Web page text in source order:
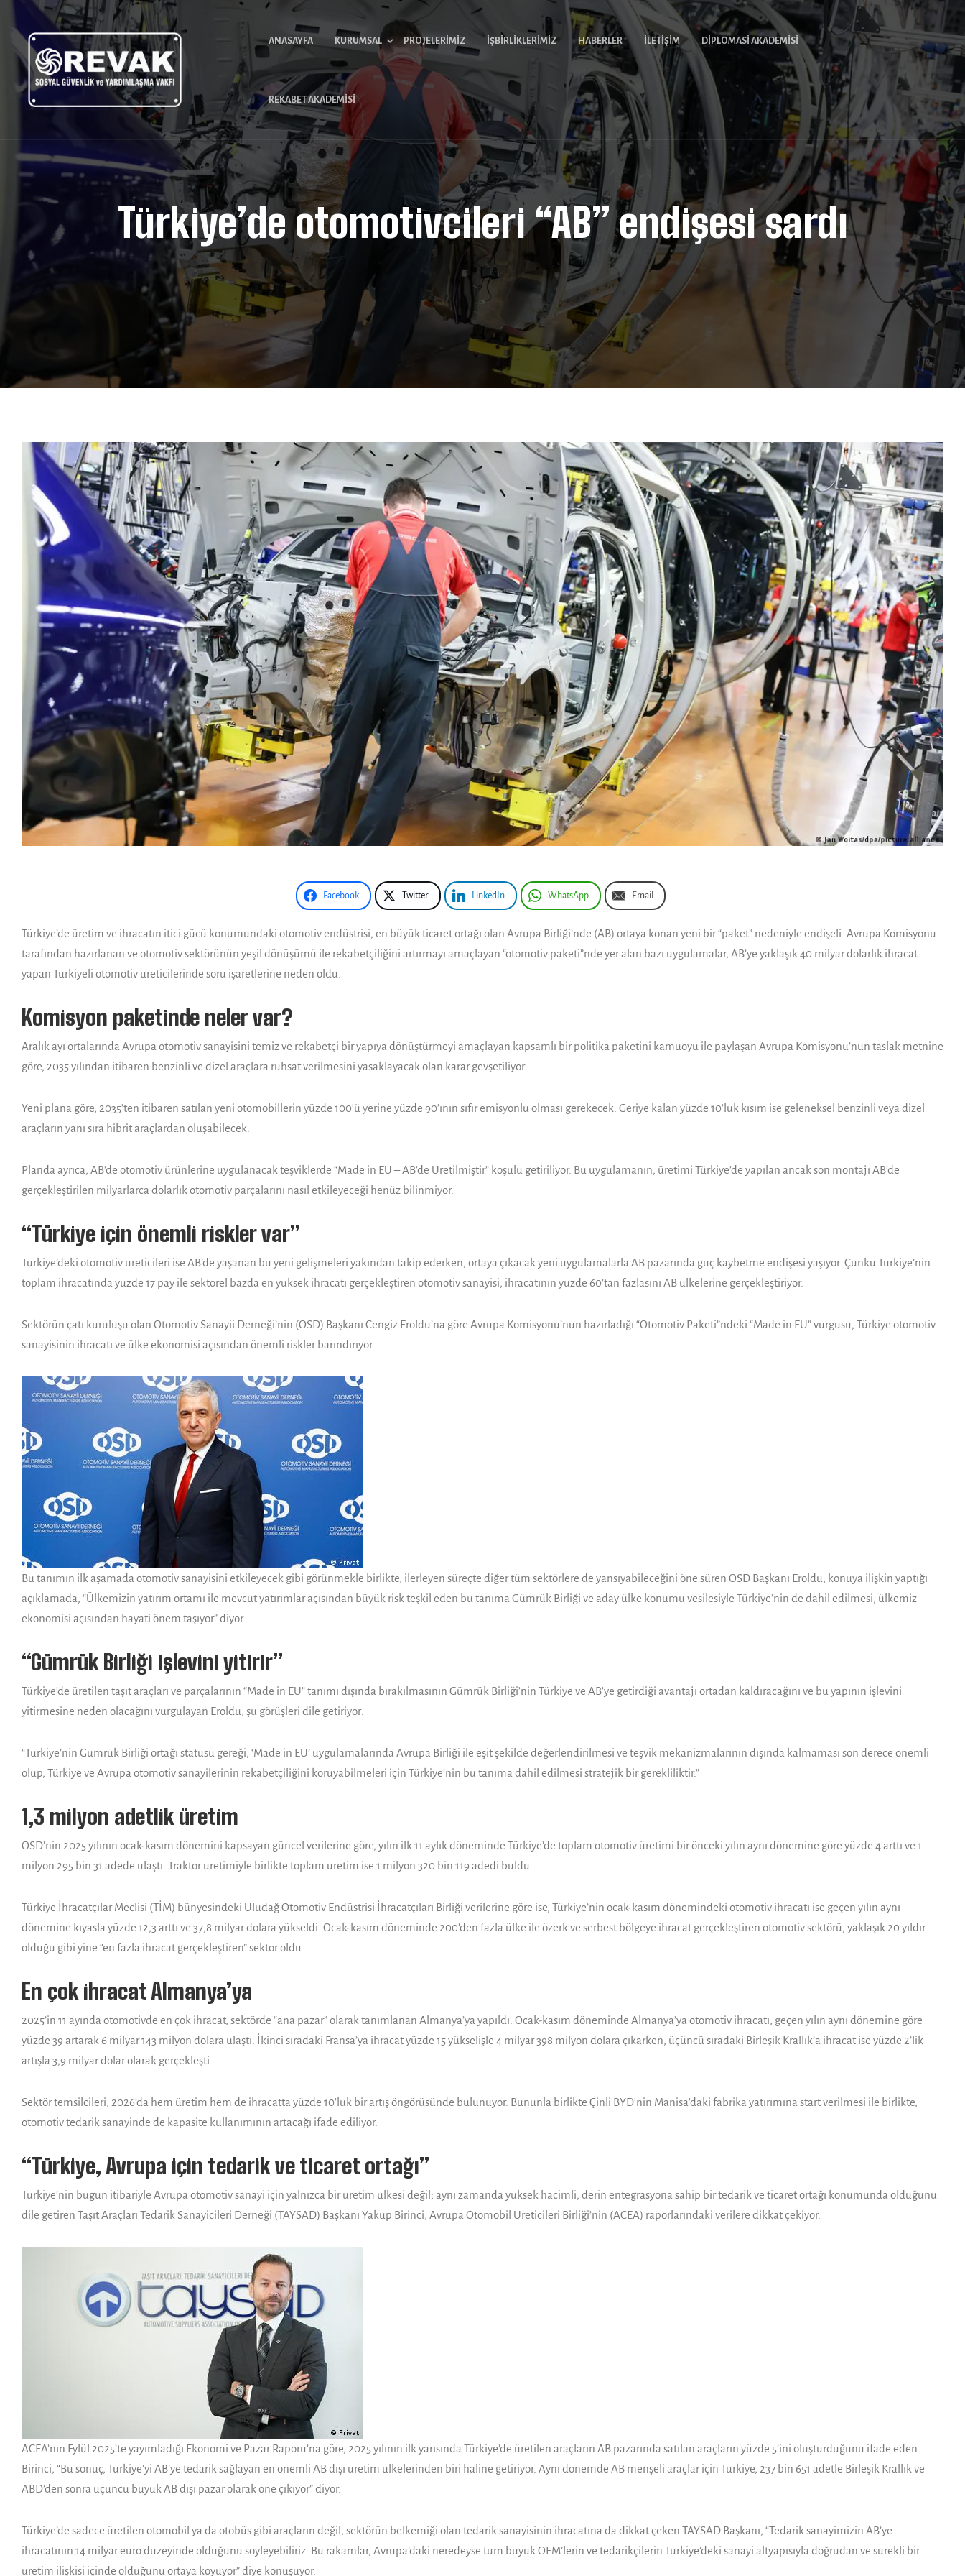
ANASAYFA KURUMSAL PROJELERIMIZ İŞBIRLIKLERIMIZ HABERLER İLETIŞIM DIPLOMASI AKADEMISI
REKABET AKADEMISI
Türkiye’de otomotivcileri “AB” endişesi sardı
Facebook Twitter LinkedIn WhatsApp Email
Türkiye’de üretim ve ihracatın itici gücü konumundaki otomotiv endüstrisi, en büyük ticaret ortağı olan Avrupa Birliği’nde (AB) ortaya konan yeni bir “paket” nedeniyle endişeli. Avrupa Komisyonu
tarafından hazırlanan ve otomotiv sektörünün yeşil dönüşümü ile rekabetçiliğini artırmayı amaçlayan “otomotiv paketi”nde yer alan bazı uygulamalar, AB’ye yaklaşık 40 milyar dolarlık ihracat
yapan Türkiyeli otomotiv üreticilerinde soru işaretlerine neden oldu.
Komisyon paketinde neler var?
Aralık ayı ortalarında Avrupa otomotiv sanayisini temiz ve rekabetçi bir yapıya dönüştürmeyi amaçlayan kapsamlı bir politika paketini kamuoyu ile paylaşan Avrupa Komisyonu’nun taslak metnine
göre, 2035 yılından itibaren benzinli ve dizel araçlara ruhsat verilmesini yasaklayacak olan karar gevşetiliyor.
Yeni plana göre, 2035’ten itibaren satılan yeni otomobillerin yüzde 100’ü yerine yüzde 90’ının sıfır emisyonlu olması gerekecek. Geriye kalan yüzde 10’luk kısım ise geleneksel benzinli veya dizel
araçların yanı sıra hibrit araçlardan oluşabilecek.
Planda ayrıca, AB’de otomotiv ürünlerine uygulanacak teşviklerde “Made in EU – AB’de Üretilmiştir” koşulu getiriliyor. Bu uygulamanın, üretimi Türkiye’de yapılan ancak son montajı AB’de
gerçekleştirilen milyarlarca dolarlık otomotiv parçalarını nasıl etkileyeceği henüz bilinmiyor.
“Türkiye için önemli riskler var”
Türkiye’deki otomotiv üreticileri ise AB’de yaşanan bu yeni gelişmeleri yakından takip ederken, ortaya çıkacak yeni uygulamalarla AB pazarında güç kaybetme endişesi yaşıyor. Çünkü Türkiye’nin
toplam ihracatında yüzde 17 pay ile sektörel bazda en yüksek ihracatı gerçekleştiren otomotiv sanayisi, ihracatının yüzde 60’tan fazlasını AB ülkelerine gerçekleştiriyor.
Sektörün çatı kuruluşu olan Otomotiv Sanayii Derneği’nin (OSD) Başkanı Cengiz Eroldu’na göre Avrupa Komisyonu’nun hazırladığı “Otomotiv Paketi”ndeki “Made in EU” vurgusu, Türkiye otomotiv
sanayisinin ihracatı ve ülke ekonomisi açısından önemli riskler barındırıyor.
Bu tanımın ilk aşamada otomotiv sanayisini etkileyecek gibi görünmekle birlikte, ilerleyen süreçte diğer tüm sektörlere de yansıyabileceğini öne süren OSD Başkanı Eroldu, konuya ilişkin yaptığı
açıklamada, “Ülkemizin yatırım ortamı ile mevcut yatırımlar açısından büyük risk teşkil eden bu tanıma Gümrük Birliği ve aday ülke konumu vesilesiyle Türkiye’nin de dahil edilmesi, ülkemiz
ekonomisi açısından hayati önem taşıyor” diyor.
“Gümrük Birliği işlevini yitirir”
Türkiye’de üretilen taşıt araçları ve parçalarının “Made in EU” tanımı dışında bırakılmasının Gümrük Birliği’nin Türkiye ve AB’ye getirdiği avantajı ortadan kaldıracağını ve bu yapının işlevini
yitirmesine neden olacağını vurgulayan Eroldu, şu görüşleri dile getiriyor:
“Türkiye’nin Gümrük Birliği ortağı statüsü gereği, ‘Made in EU’ uygulamalarında Avrupa Birliği ile eşit şekilde değerlendirilmesi ve teşvik mekanizmalarının dışında kalmaması son derece önemli
olup, Türkiye ve Avrupa otomotiv sanayilerinin rekabetçiliğini koruyabilmeleri için Türkiye’nin bu tanıma dahil edilmesi stratejik bir gerekliliktir.”
1,3 milyon adetlik üretim
OSD’nin 2025 yılının ocak-kasım dönemini kapsayan güncel verilerine göre, yılın ilk 11 aylık döneminde Türkiye’de toplam otomotiv üretimi bir önceki yılın aynı dönemine göre yüzde 4 arttı ve 1
milyon 295 bin 31 adede ulaştı. Traktör üretimiyle birlikte toplam üretim ise 1 milyon 320 bin 119 adedi buldu.
Türkiye İhracatçılar Meclisi (TİM) bünyesindeki Uludağ Otomotiv Endüstrisi İhracatçıları Birliği verilerine göre ise, Türkiye’nin ocak-kasım dönemindeki otomotiv ihracatı ise geçen yılın aynı
dönemine kıyasla yüzde 12,3 arttı ve 37,8 milyar dolara yükseldi. Ocak-kasım döneminde 200’den fazla ülke ile özerk ve serbest bölgeye ihracat gerçekleştiren otomotiv sektörü, yaklaşık 20 yıldır
olduğu gibi yine “en fazla ihracat gerçekleştiren” sektör oldu.
En çok ihracat Almanya’ya
2025’in 11 ayında otomotivde en çok ihracat, sektörde “ana pazar” olarak tanımlanan Almanya’ya yapıldı. Ocak-kasım döneminde Almanya’ya otomotiv ihracatı, geçen yılın aynı dönemine göre
yüzde 39 artarak 6 milyar 143 milyon dolara ulaştı. İkinci sıradaki Fransa’ya ihracat yüzde 15 yükselişle 4 milyar 398 milyon dolara çıkarken, üçüncü sıradaki Birleşik Krallık’a ihracat ise yüzde 2’lik
artışla 3,9 milyar dolar olarak gerçekleşti.
Sektör temsilcileri, 2026’da hem üretim hem de ihracatta yüzde 10’luk bir artış öngörüsünde bulunuyor. Bununla birlikte Çinli BYD’nin Manisa’daki fabrika yatırımına start verilmesi ile birlikte,
otomotiv tedarik sanayinde de kapasite kullanımının artacağı ifade ediliyor.
“Türkiye, Avrupa için tedarik ve ticaret ortağı”
Türkiye’nin bugün itibariyle Avrupa otomotiv sanayi için yalnızca bir üretim ülkesi değil; aynı zamanda yüksek hacimli, derin entegrasyona sahip bir tedarik ve ticaret ortağı konumunda olduğunu
dile getiren Taşıt Araçları Tedarik Sanayicileri Derneği (TAYSAD) Başkanı Yakup Birinci, Avrupa Otomobil Üreticileri Birliği’nin (ACEA) raporlarındaki verilere dikkat çekiyor.
ACEA’nın Eylül 2025’te yayımladığı Ekonomi ve Pazar Raporu’na göre, 2025 yılının ilk yarısında Türkiye’de üretilen araçların AB pazarında satılan araçların yüzde 5’ini oluşturduğunu ifade eden
Birinci, “Bu sonuç, Türkiye’yi AB’ye tedarik sağlayan en önemli AB dışı üretim ülkelerinden biri haline getiriyor. Aynı dönemde AB menşeli araçlar için Türkiye, 237 bin 651 adetle Birleşik Krallık ve
ABD’den sonra üçüncü büyük AB dışı pazar olarak öne çıkıyor” diyor.
Türkiye’de sadece üretilen otomobil ya da otobüs gibi araçların değil, sektörün belkemiği olan tedarik sanayisinin ihracatına da dikkat çeken TAYSAD Başkanı, “Tedarik sanayimizin AB’ye
ihracatının 14 milyar euro düzeyinde olduğunu söyleyebiliriz. Bu rakamlar, Avrupa’daki neredeyse tüm büyük OEM’lerin ve tedarikçilerin Türkiye’deki sanayi altyapısıyla doğrudan ve sürekli bir
üretim ilişkisi içinde olduğunu ortaya koyuyor” diye konuşuyor.